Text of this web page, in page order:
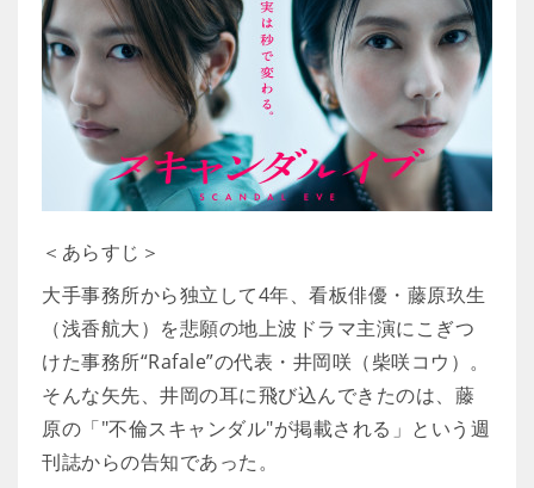
＜あらすじ＞
大手事務所から独立して4年、看板俳優・藤原玖生
（浅香航大）を悲願の地上波ドラマ主演にこぎつ
けた事務所“Rafale”の代表・井岡咲（柴咲コウ）。
そんな矢先、井岡の耳に飛び込んできたのは、藤
原の「"不倫スキャンダル"が掲載される」という週
刊誌からの告知であった。